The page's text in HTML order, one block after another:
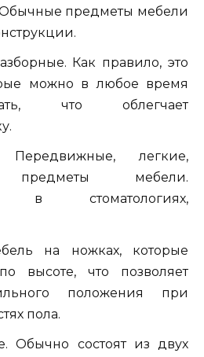
предметы мебели
Как правило, это
можно в любое время
что облегчает
легкие,
предметы мебели.
в стоматологиях,
на ножках, которые
высоте, что позволяет
положения при
пола.
Обычно состоят из двух